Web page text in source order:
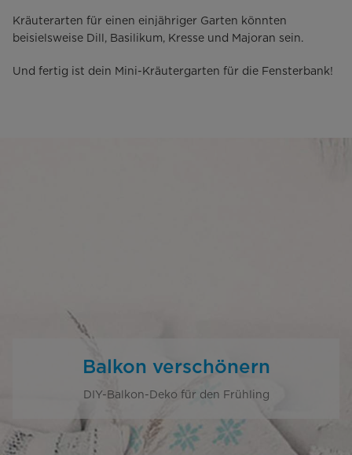
Kräuterarten für einen einjähriger Garten könnten
beisielsweise Dill, Basilikum, Kresse und Majoran sein.
Und fertig ist dein Mini-Kräutergarten für die Fensterbank!
Balkon verschönern
DIY-Balkon-Deko für den Frühling